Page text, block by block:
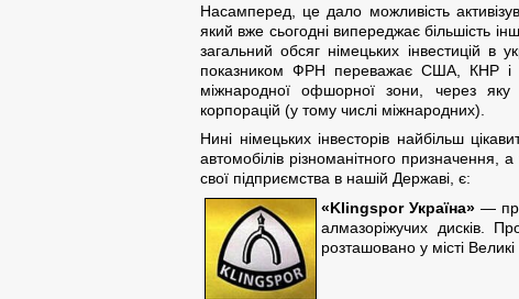
Насамперед, це дало можливість
який вже сьогодні випереджає більшість
загальний обсяг німецьких інвестицій в
показником ФРН переважає США, КНР і
міжнародної офшорної зони, через яку
корпорацій (у тому числі міжнародних).
Нині німецьких інвесторів найбільш
автомобілів різноманітного
свої підприємства в нашій Державі, є:
«Klingspor Україна»—
алмазоріжучих дисків.
розташовано у місті